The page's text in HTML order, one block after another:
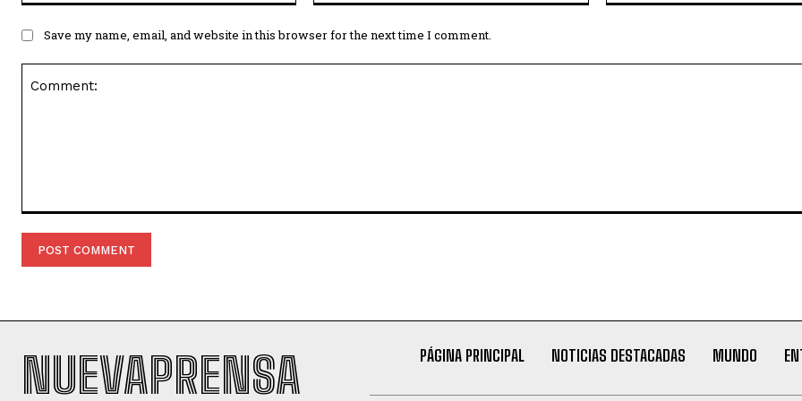
Save my name, email, and website in this browser for the next time I comment.
NUEVAPRENSA PÁGINA PRINCIPAL NOTICIAS DESTACADAS MUNDO